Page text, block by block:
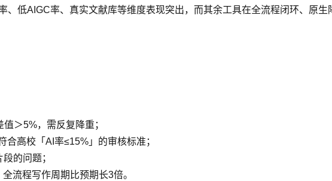
低AIGC率、真实文献库等维度表现突出，而其余工具在全流程闭环、原生
＞5%，需反复降重；
高校「AI率≤15%」的审核标准；
的问题；
流程写作周期比预期长3倍。